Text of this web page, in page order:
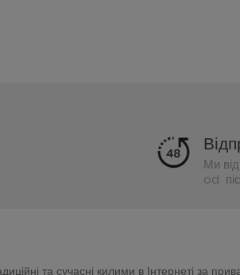
Ми
od
та сучасні килими в Інтернеті за